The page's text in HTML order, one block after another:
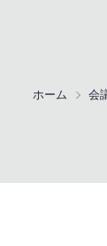
ホーム 会